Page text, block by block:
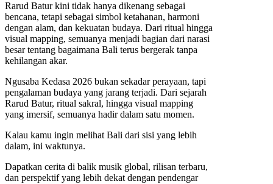
Rarud Batur kini tidak hanya dikenang sebagai
bencana, tetapi sebagai simbol ketahanan, harmoni
dengan alam, dan kekuatan budaya. Dari ritual hingga
visual mapping, semuanya menjadi bagian dari narasi
besar tentang bagaimana Bali terus bergerak tanpa
kehilangan akar.
Ngusaba Kedasa 2026 bukan sekadar perayaan, tapi
pengalaman budaya yang jarang terjadi. Dari sejarah
Rarud Batur, ritual sakral, hingga visual mapping
yang imersif, semuanya hadir dalam satu momen.
Kalau kamu ingin melihat Bali dari sisi yang lebih
dalam, ini waktunya.
Dapatkan cerita di balik musik global, rilisan terbaru,
dan perspektif yang lebih dekat dengan pendengar